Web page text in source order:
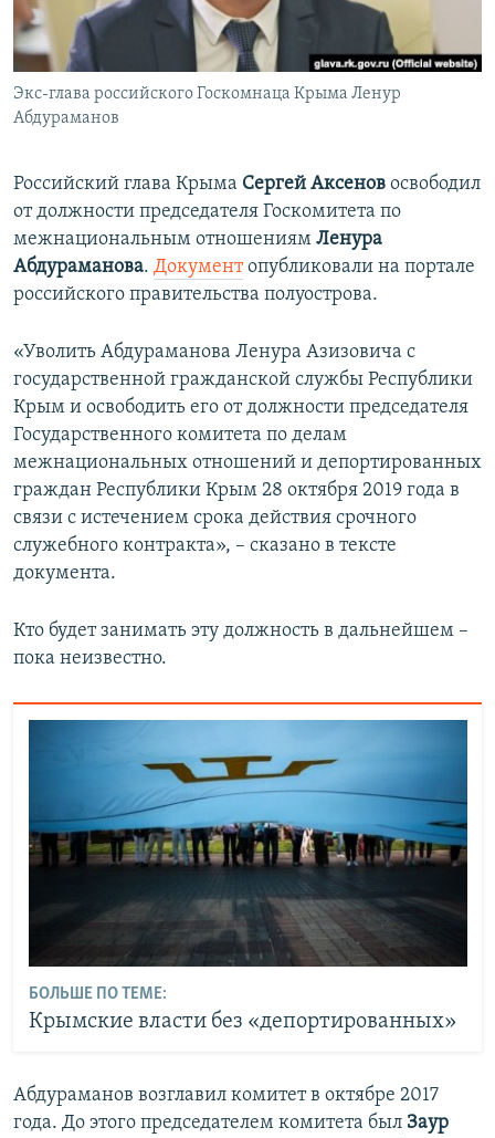
ПОБЕДИТЕЛЕЙ НЕ СУДЯТ?
КРЫМ.НЕПОКОРЕННЫЙ
ELIFBE
ПРИСОЕДИНЯЙТЕСЬ!
Экс-глава российского Госкомнаца Крыма Ленур
Абдураманов
Российский глава Крыма Сергей Аксенов освободил
от должности председателя Госкомитета по
межнациональным отношениям Ленура
Абдураманова. Документопубликовали на портале
российского правительства полуострова.
«Уволить Абдураманова Ленура Азизовича с
государственной гражданской службы Республики
Крым и освободить его от должности председателя
Государственного комитета по делам
межнациональных отношений и депортированных
граждан Республики Крым 28 октября 2019 года в
связи с истечением срока действия срочного
служебного контракта», – сказано в тексте
документа.
Кто будет занимать эту должность в дальнейшем –
пока неизвестно.
БОЛЬШЕ ПО ТЕМЕ:
Крымские власти без «депортированных»
Абдураманов возглавил комитет в октябре 2017
года. До этого председателем комитета был Заур